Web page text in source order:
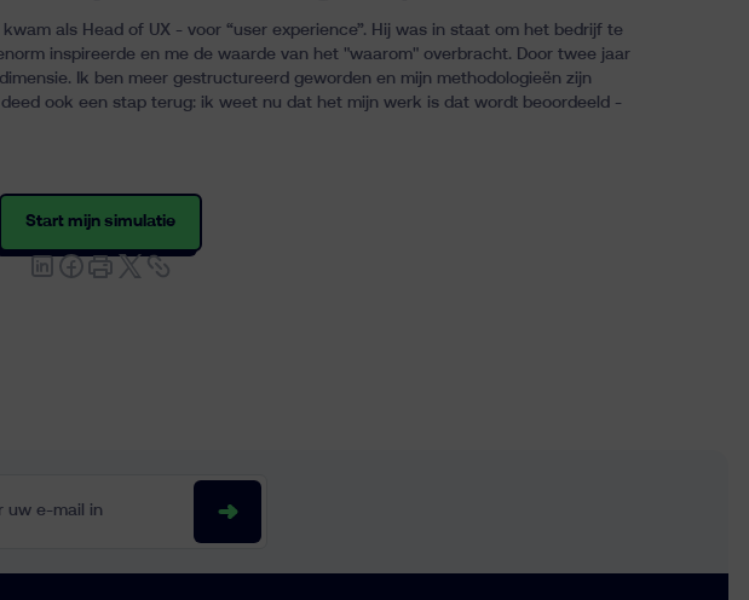
als Head of UX - voor “user experience”. Hij was in staat om het bedrijf te
inspireerde en me de waarde van het "waarom" overbracht. Door twee jaar
Ik ben meer gestructureerd geworden en mijn methodologieën zijn
ook een stap terug: ik weet nu dat het mijn werk is dat wordt beoordeeld -
Start mijn simulatie